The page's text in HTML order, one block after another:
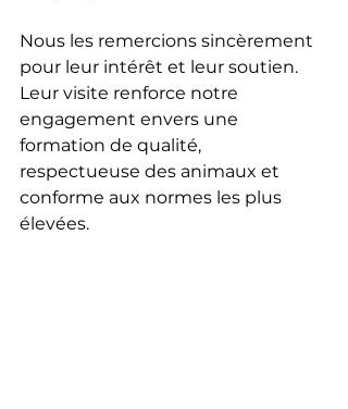
Nous les remercions sincèrement
pour leur intérêt et leur soutien.
Leur visite renforce notre
engagement envers une
formation de qualité,
respectueuse des animaux et
conforme aux normes les plus
élevées.